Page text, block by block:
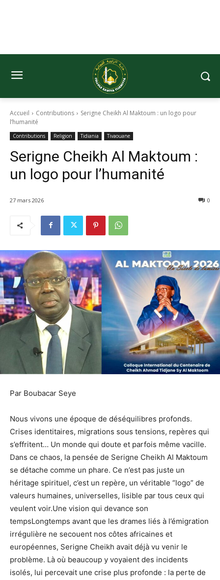
Accueil Contributions
Serigne Cheikh Al Maktoum : un logo pour
l’humanité
Contributions Religion Tidiania Tivaouane
Serigne Cheikh Al Maktoum :
un logo pour l’humanité
27 mars 2026 0
Par Boubacar Seye
Nous vivons une époque de déséquilibres profonds.
Crises identitaires, migrations sous tensions, repères qui
s’effritent… Un monde qui doute et parfois même vacille.
Dans ce chaos, la pensée de Serigne Cheikh Al Maktoum
se détache comme un phare. Ce n’est pas juste un
héritage spirituel, c’est un repère, un véritable “logo” de
valeurs humaines, universelles, lisible par tous ceux qui
veulent voir.Une vision qui devance son
tempsLongtemps avant que les drames liés à l’émigration
irrégulière ne secouent nos côtes africaines et
européennes, Serigne Cheikh avait déjà vu venir le
problème. Là où beaucoup y voyaient des incidents
isolés, lui percevait une crise plus profonde : la perte de